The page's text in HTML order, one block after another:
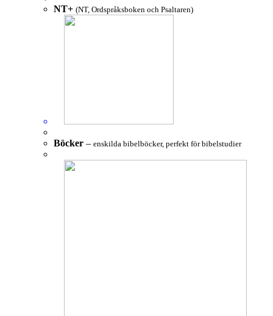
NT+ (NT, Ordspråksboken och Psaltaren)
Böcker – enskilda bibelböcker, perfekt för bibelstudier